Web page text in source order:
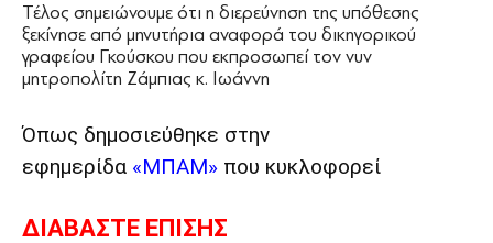
Τέλος σημειώνουμε ότι η διερεύνηση της υπόθεσης
ξεκίνησε από μηνυτήρια αναφορά του δικηγορικού
γραφείου Γκούσκου που εκπροσωπεί τον νυν
μητροπολίτη Ζάμπιας κ. Ιωάννη
Όπως δημοσιεύθηκε στην
εφημερίδα «ΜΠΑΜ» που κυκλοφορεί
ΔΙΑΒΑΣΤΕ ΕΠΙΣΗΣ